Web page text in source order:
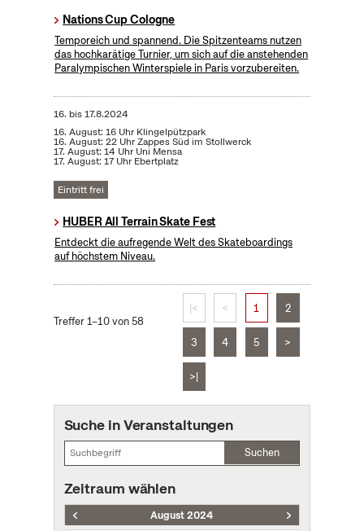
Nations Cup Cologne
Temporeich und spannend. Die Spitzenteams nutzen
das hochkarätige Turnier, um sich auf die anstehenden
Paralympischen Winterspiele in Paris vorzubereiten.
16. bis17.8.2024
16. August: 16 Uhr Klingelpützpark
16. August: 22 Uhr Zappes Süd im Stollwerck
17. August: 14 Uhr Uni Mensa
17. August: 17 Uhr Ebertplatz
Eintritt frei
HUBER All Terrain Skate Fest
Entdeckt die aufregende Welt des Skateboardings
auf höchstem Niveau.
Treffer 1–10 von 58
|< < 1 2
3 4 5 >
>|
Suche in Veranstaltungen
Suchen
Zeitraum wählen
August 2024